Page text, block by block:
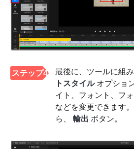
ステップ4 最後に、ツールに組
トスタイルオプショ
イト、フォント、フ
などを変更できます
ら、 輸出 ボタン。